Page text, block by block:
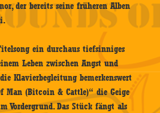
der bereits seine früheren Alben
ein durchaus tiefsinniges
Leben zwischen Angst und
Klavierbegleitung bemerkenswert
Man (Bitcoin & Cattle)“ die Geige
Vordergrund. Das Stück fängt als